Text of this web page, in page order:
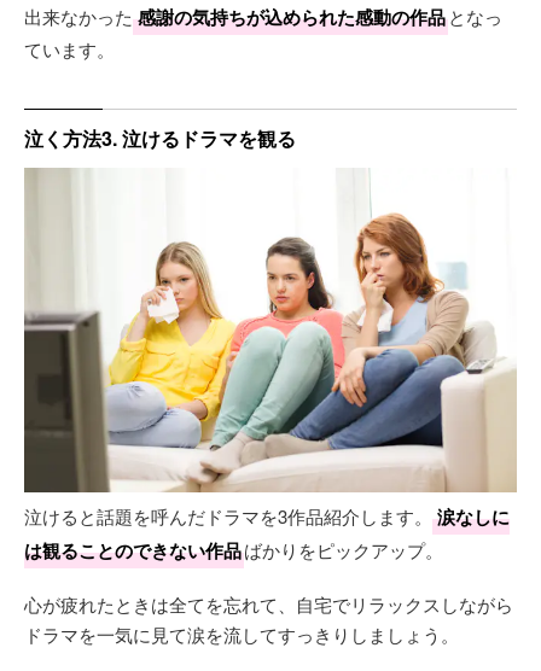
出来なかった 感謝の気持ちが込められた感動の作品となっ
ています。
泣く方法3. 泣けるドラマを観る
泣けると話題を呼んだドラマを3作品紹介します。
涙なしに
は観ることのできない作品ばかりをピックアップ。
心が疲れたときは全てを忘れて、自宅でリラックスしながら
ドラマを一気に見て涙を流してすっきりしましょう。